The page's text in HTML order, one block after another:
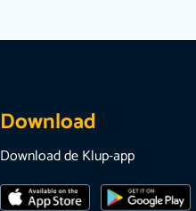
Download
Download de Klup-app